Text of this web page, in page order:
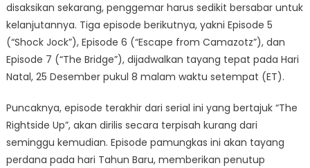
disaksikan sekarang, penggemar harus sedikit bersabar untuk
kelanjutannya. Tiga episode berikutnya, yakni Episode 5
(“Shock Jock”), Episode 6 (“Escape from Camazotz”), dan
Episode 7 (“The Bridge”), dijadwalkan tayang tepat pada Hari
Natal, 25 Desember pukul 8 malam waktu setempat (ET).
Puncaknya, episode terakhir dari serial ini yang bertajuk “The
Rightside Up”, akan dirilis secara terpisah kurang dari
seminggu kemudian. Episode pamungkas ini akan tayang
perdana pada hari Tahun Baru, memberikan penutup